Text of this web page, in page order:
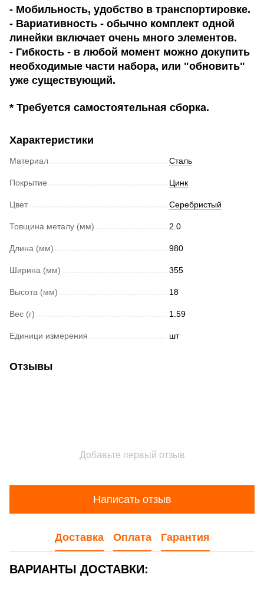
- Мобильность, удобство в транспортировке.
- Вариативность - обычно комплект одной
линейки включает очень много элементов.
- Гибкость - в любой момент можно докупить
необходимые части набора, или "обновить"
уже существующий.
* Требуется самостоятельная сборка.
Характеристики
Материал Сталь
Покрытие Цинк
Цвет Серебристый
Товщина металу (мм) 2.0
Длина (мм) 980
Ширина (мм) 355
Высота (мм) 18
Вес (г) 1.59
Единици измерения шт
Отзывы
Добавьте первый отзыв
Написать отзыв
Доставка Оплата Гарантия
ВАРИАНТЫ ДОСТАВКИ: